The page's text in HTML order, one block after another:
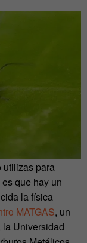
utilizas para
que hay un
la física
MATGAS, un
Universidad